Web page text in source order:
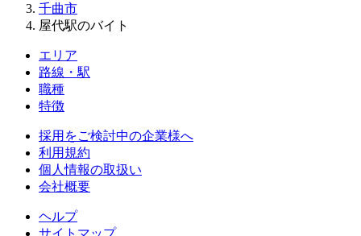
千曲市
屋代駅のバイト
エリア
路線・駅
職種
特徴
採用をご検討中の企業様へ
利用規約
個人情報の取扱い
会社概要
ヘルプ
サイトマップ